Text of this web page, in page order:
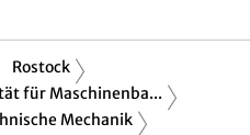
Rostock
für Maschinenba...
Mechanik